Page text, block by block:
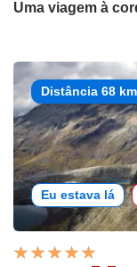
Uma viagem à
Distância 68 km
Eu estava lá